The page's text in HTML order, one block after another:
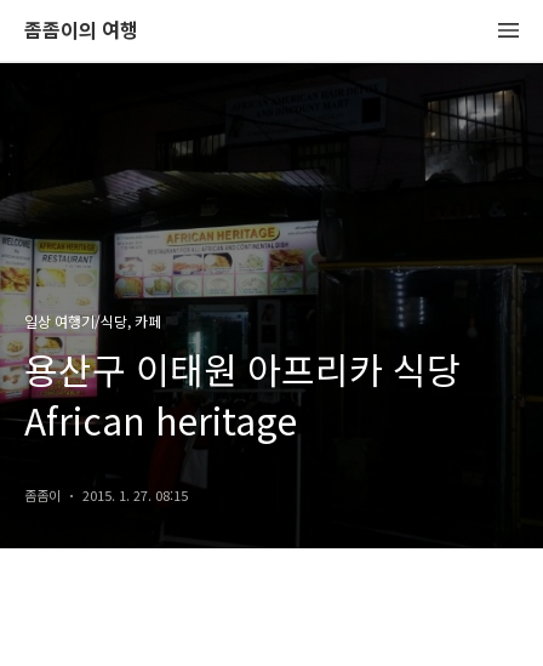
좀좀이의 여행
일상 여행기/식당, 카페
용산구 이태원 아프리카 식당
African heritage
좀좀이 2015. 1. 27. 08:15